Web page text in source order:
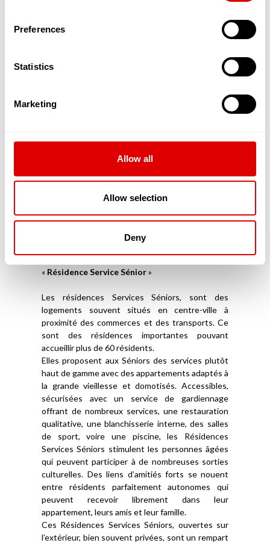
Preferences
Statistics
Marketing
Allow all
Allow selection
Deny
Par ailleurs, des services d’aide à domicile dédiés
encadrés par une Maîtresse de Maison in situ,
offrent un suivi qualitatif de l’aide et des soins
Ces appartements accueillent donc des
personnes âgées autonomes dans un cadre
résidences modernes sont connectées aux
Souvent situés en centre-ville, ces appartements
ou maisonnées en coliving sont souvent privés et
ne font pas partie du secteur médico-social.
« Résidence Service Sénior»
Les résidences Services Séniors, sont des
logements souvent situés en centre-ville à
proximité des commerces et des transports. Ce
sont des résidences importantes pouvant
accueillir plus de 60 résidents.
Elles proposent aux Séniors des services plutôt
haut de gamme avec des appartements adaptés à
la grande vieillesse et domotisés. Accessibles,
sécurisées avec un service de gardiennage
offrant de nombreux services, une restauration
qualitative, une blanchisserie interne, des salles
de sport, voire une piscine, les Résidences
Services Séniors stimulent les personnes âgées
qui peuvent participer à de nombreuses sorties
culturelles. Des liens d’amitiés forts se nouent
entre résidents parfaitement autonomes qui
peuvent recevoir librement dans leur
appartement, leurs amis et leur famille.
Ces Résidences Services Séniors, ouvertes sur
l’extérieur, bien souvent privées, sont un rempart